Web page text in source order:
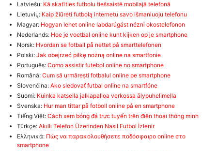
Latviešu: Kā skatīties futbolu tiešsaistē mobilajā telefonā
Lietuvių: Kaip žiūrėti futbolą internetu savo išmaniuoju telefonu
Magyar: Hogyan lehet online labdarúgást nézni okostelefonon
Nederlands: Hoe je voetbal online kunt kijken op je smartphone
Norsk: Hvordan se fotball på nettet på smarttelefonen
Polski: Jak obejrzeć piłkę nożną online na smartfonie
Português: Como assistir futebol online no smartphone
Română: Cum să urmărești fotbalul online pe smartphone
Slovenčina: Ako sledovať futbal online na smartfóne
Suomi: Kuinka katsella jalkapalloa verkossa älypuhelimella
Svenska: Hur man tittar på fotboll online på en smartphone
Tiếng Việt: Cách xem bóng đá trực tuyến trên điện thoại thông minh
Türkçe: Akıllı Telefon Üzerinden Nasıl Futbol İzlenir
Ελληνικά: Πώς να παρακολουθήσετε ποδόσφαιρο online στο
smartphone